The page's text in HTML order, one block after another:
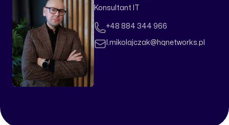
Konsultant IT
Telefon+48 884 344 966
Emaill.mikolajczak@hqnetworks.pl